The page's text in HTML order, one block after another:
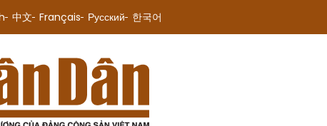
中文 Français Русский 한국어